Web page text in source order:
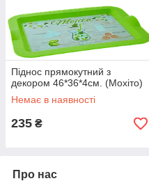
Піднос прямокутний з
декором 46*36*4см. (Мохіто)
Немає в наявності
235 ₴
Про нас